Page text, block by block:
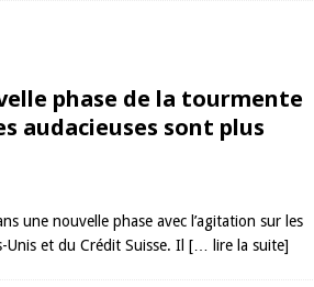
phase de la tourmente
audacieuses sont plus
une nouvelle phase avec l’agitation sur les
et du Crédit Suisse. Il [… lire la suite]